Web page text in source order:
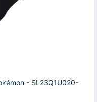
- SL23Q1U020-